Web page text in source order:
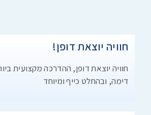
חוויה יוצאת דופן!
חוויה יוצאת דופן, ההדרכה מקצועית
דימה, ובהחלט כייף ומיוחד